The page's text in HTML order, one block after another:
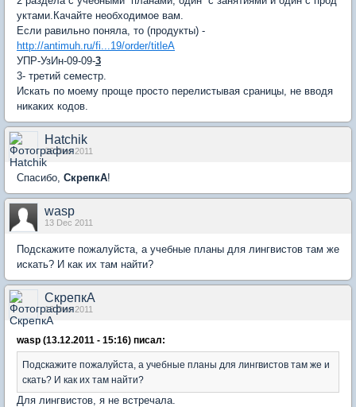
уктами.Качайте необходимое вам.
Если равильно поняла, то (продукты) -
http://antimuh.ru/fi...19/order/titleA
УПР-УзИн-09-09-3
3- третий семестр.
Искать по моему проще просто перелистывая сраницы, не вводя
никаких кодов.
Hatchik
06 Dec 2011
Спасибо, СкрепкА!
wasp
13 Dec 2011
Подскажите пожалуйста, а учебные планы для лингвистов там же
искать? И как их там найти?
СкрепкА
13 Dec 2011
wasp (13.12.2011 - 15:16) писал:
Подскажите пожалуйста, а учебные планы для лингвистов там же и
скать? И как их там найти?
Для лингвистов, я не встречала.